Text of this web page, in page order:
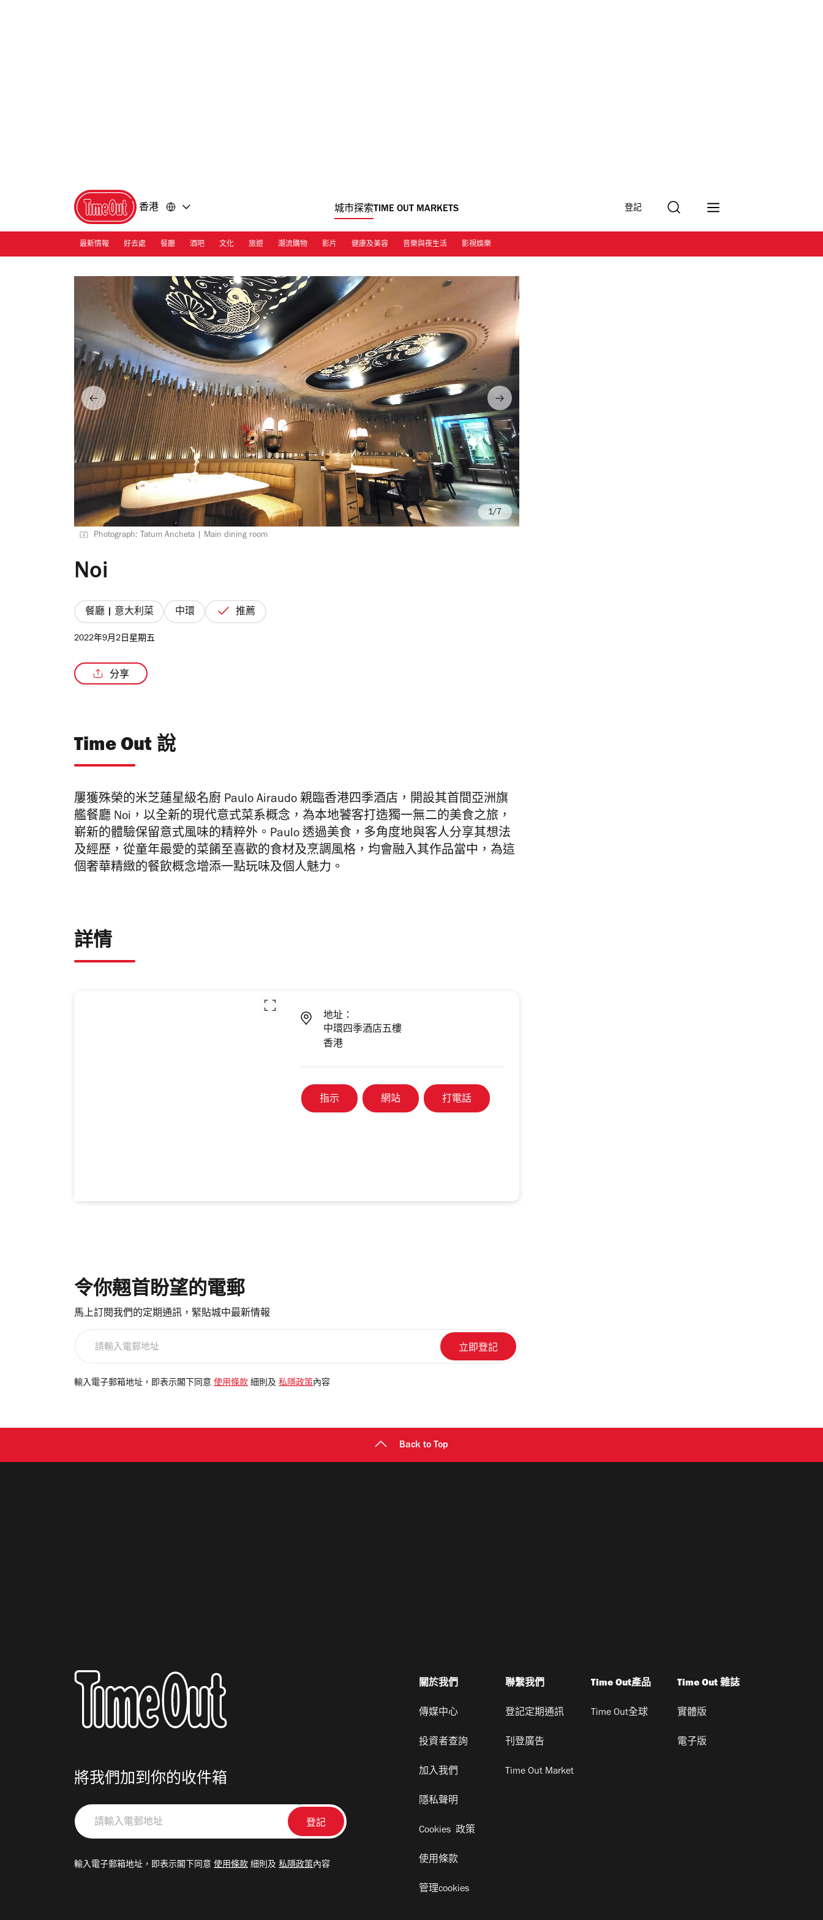
香港 城市探索TIME OUT MARKETS 登記
最新情報 好去處 餐廳 酒吧 文化 旅遊 潮流購物 影片 健康及美容 音樂與夜生活 影視娛樂
Photograph: Tatum Ancheta | Main dining room
/7
Noi
餐廳 | 意大利菜 中環 推薦
2022年9月2日星期五
分享
Time Out 說
屢獲殊榮的米芝蓮星級名廚 Paulo Airaudo 親臨香港四季酒店， 開設其首間亞洲旗
艦餐廳 Noi ，以全新的現代意式菜系概念，為本地饕客打造獨一無二的美食之旅，
嶄新的體驗保留意式風味的精粹外。 Paulo 透過美食，多角度地與客人分享其想法
及經歷，從童年最愛的菜餚至喜歡的食材及烹調風格，均會融入其作品當中， 為這
個奢華精緻的餐飲概念增添一點玩味及個人魅力。
詳情
地址：
中環四季酒店五樓
香港
指示 網站 打電話
令你翹首盼望的電郵
馬上訂閱我們的定期通訊，緊貼城中最新情報
電
輸入電子郵箱地址，即表示閣下同意 使用條款 細則及 私隱政策 內容
Back to Top
將我們加到你的收件箱
請
輸
郵
輸入電子郵箱地址，即表示閣下同意 使用條款 細則及 私隱政策內容
關於我們
傳媒中心
投資者查詢
加入我們
隱私聲明
Cookies 政策
使用條款
管理cookies
聯繫我們
登記定期通訊
刊登廣告
Time Out Market
Time Out產品
Time Out全球
Time Out 雜誌
實體版
電子版